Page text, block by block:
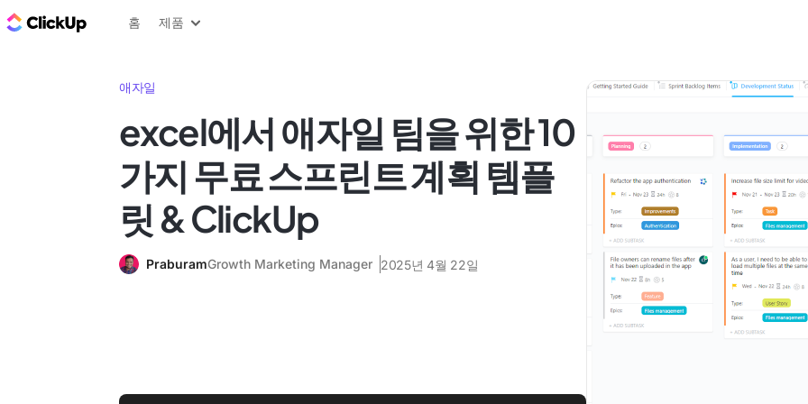
ClickUp 블로그
홈 제품
애자일
excel에서 애자일 팀을 위한 10
가지 무료 스프린트 계획 템플
릿 & ClickUp
PraburamGrowth Marketing Manager 2025년 4월 22일